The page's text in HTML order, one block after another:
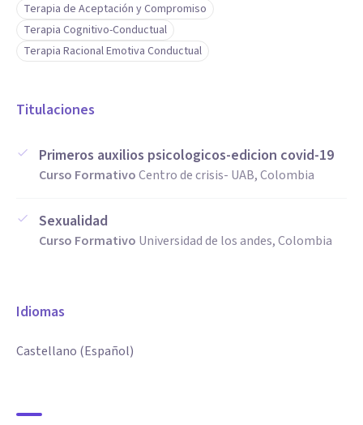
Terapia de Aceptación y Compromiso
Terapia Cognitivo-Conductual
Terapia Racional Emotiva Conductual
Titulaciones
Primeros auxilios psicologicos-edicion covid-19
Curso FormativoCentro de crisis- UAB, Colombia
Sexualidad
Curso Formativo Universidad de los andes, Colombia
Idiomas
Castellano (Español)